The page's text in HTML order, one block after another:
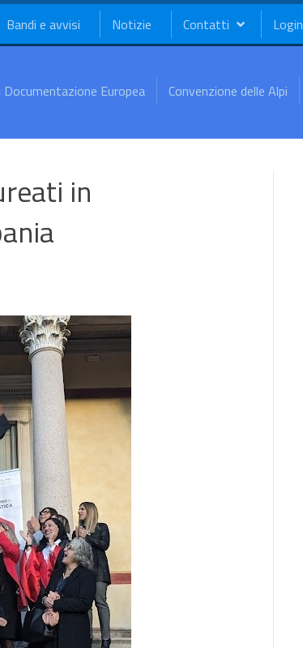
Bandi e avvisi Notizie Contatti Login
Documentazione Europea Convenzione delle Alpi
in